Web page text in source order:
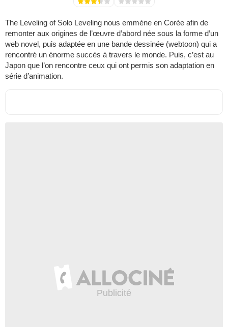
The Leveling of Solo Leveling nous emmène en Corée afin de
remonter aux origines de l’œuvre d’abord née sous la forme d’un
web novel, puis adaptée en une bande dessinée (webtoon) qui a
rencontré un énorme succès à travers le monde. Puis, c’est au
Japon que l’on rencontre ceux qui ont permis son adaptation en
série d’animation.